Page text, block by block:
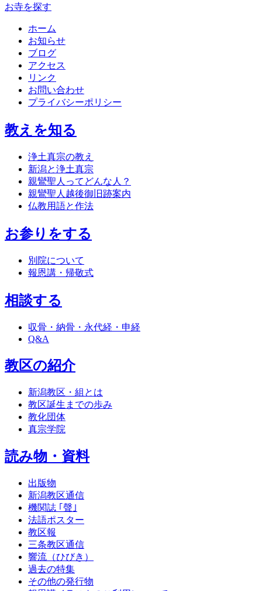
お寺を探す
ホーム
お知らせ
ブログ
アクセス
リンク
お問い合わせ
プライバシーポリシー
教えを知る
浄土真宗の教え
新潟と浄土真宗
親鸞聖人ってどんな人？
親鸞聖人越後御旧跡案内
仏教用語と作法
お参りをする
別院について
報恩講・帰敬式
相談する
収骨・納骨・永代経・申経
Q&A
教区の紹介
新潟教区・組とは
教区誕生までの歩み
教化団体
真宗学院
読み物・資料
出版物
新潟教区通信
機関誌 ｢聲｣
法語ポスター
教区報
三条教区通信
響流（ひびき）
過去の特集
その他の発行物